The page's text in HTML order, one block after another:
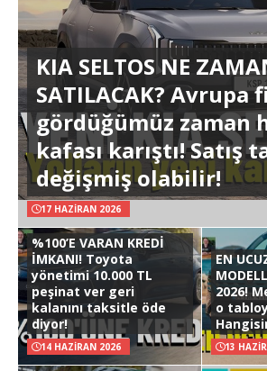
KIA SELTOS NE
SATILACAK? Avrupa
gördüğümüz zaman
kafası karıştı! Satış
değişmiş olabilir!
17 HAZIRAN 2026
%100’E VARAN KREDİ
İMKANI! Toyota
yönetimi 10.000 TL
peşinat ver geri
kalanını taksitle öde
diyor!
14 HAZIRAN 2026
EN
2026!
o
13